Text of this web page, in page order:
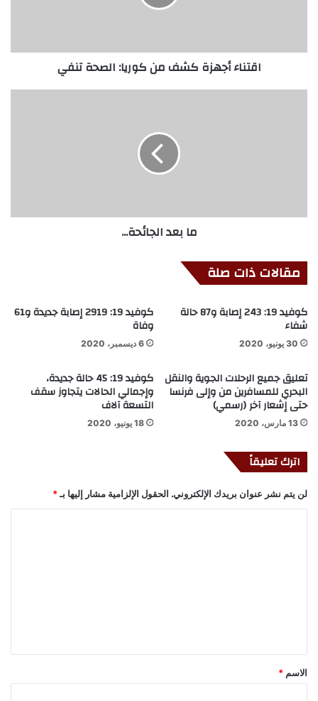
اقتناء أجهزة كشف من كوريا: الصحة تنفي
ما بعد الجائحة...
مقالات ذات صلة
كوفيد 19: 243 إصابة و87 حالة
شفاء
30 يونيو، 2020
كوفيد 19: 2919 إصابة جديدة و61
وفاة
6 ديسمبر، 2020
تعليق جميع الرحلات الجوية والنقل
البحري للمسافرين من وإلى فرنسا
حتى إشعار آخر (رسمي)
13 مارس، 2020
كوفيد 19: 45 حالة جديدة،
وإجمالي الحالات يتجاوز سقف
التسعة آلاف
18 يونيو، 2020
اترك تعليقاً
لن يتم نشر عنوان بريدك الإلكتروني. الحقول الإلزامية مشار إليها بـ *
*
الاسم *